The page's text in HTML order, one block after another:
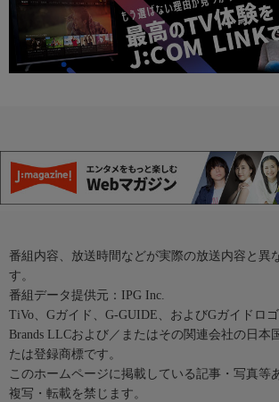
番組内容、放送時間などが実際の放送内容と異
す。
番組データ提供元：IPG Inc.
TiVo、Gガイド、G-GUIDE、およびGガイドロ
Brands LLCおよび／またはその関連会社の日本
たは登録商標です。
このホームページに掲載している記事・写真等
複写・転載を禁じます。